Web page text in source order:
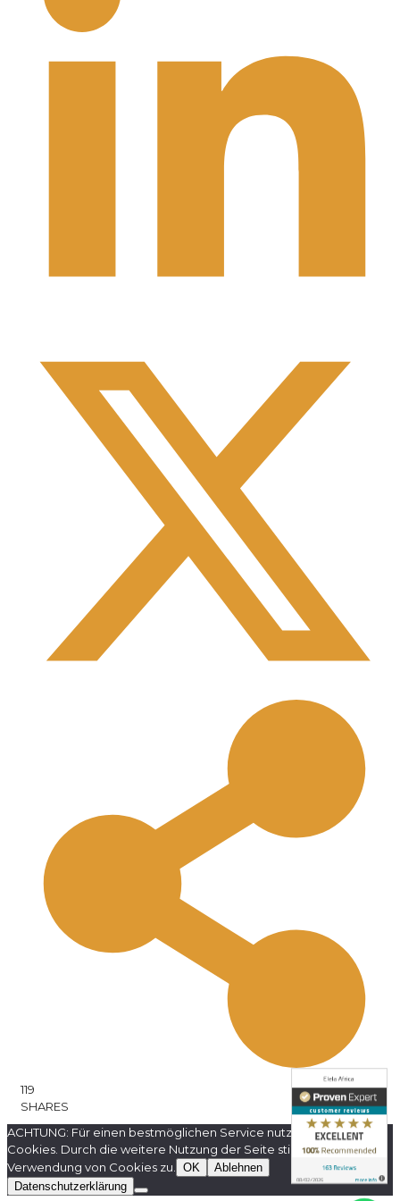
119
SHARES
ACHTUNG: Für einen bestmöglichen Service nutzt diese Website
Cookies. Durch die weitere Nutzung der Seite stimmen Sie der
Verwendung von Cookies zu.
OK
Ablehnen
Datenschutzerklärung